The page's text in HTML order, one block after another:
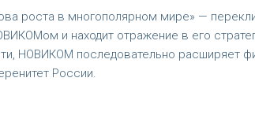
роста в многополярном мире» —
и находит отражение в его
НОВИКОМ последовательно расширяет
России.